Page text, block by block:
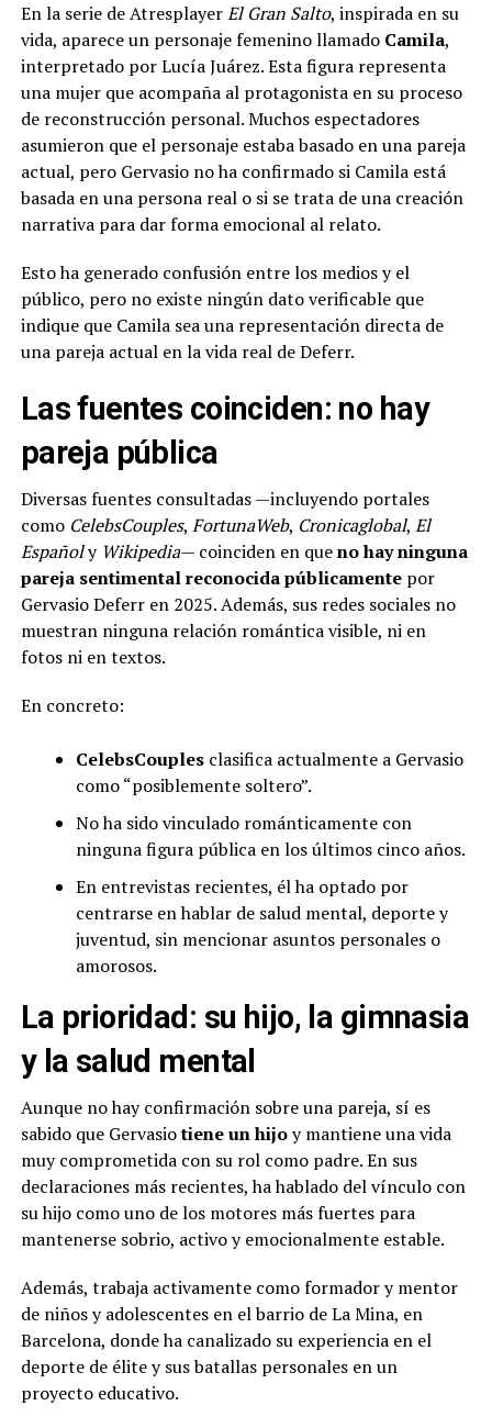
En la serie de AtresplayerEl Gran Salto, inspirada en su
vida, aparece un personaje femenino llamado Camila,
interpretado por Lucía Juárez. Esta figura representa
una mujer que acompaña al protagonista en su proceso
de reconstrucción personal. Muchos espectadores
asumieron que el personaje estaba basado en una pareja
actual, pero Gervasio no ha confirmado si Camila está
basada en una persona real o si se trata de una creación
narrativa para dar forma emocional al relato.
Esto ha generado confusión entre los medios y el
público, pero no existe ningún dato verificable que
indique que Camila sea una representación directa de
una pareja actual en la vida real de Deferr.
Las fuentes coinciden: no hay
pareja pública
Diversas fuentes consultadas —incluyendo portales
como CelebsCouples, FortunaWeb, Cronicaglobal, El
Españoly Wikipedia— coinciden en queno hay ninguna
pareja sentimental reconocida públicamentepor
Gervasio Deferr en 2025. Además, sus redes sociales no
muestran ninguna relación romántica visible, ni en
fotos ni en textos.
En concreto:
CelebsCouplesclasifica actualmente a Gervasio
como “posiblemente soltero”.
No ha sido vinculado románticamente con
ninguna figura pública en los últimos cinco años.
En entrevistas recientes, él ha optado por
centrarse en hablar de salud mental, deporte y
juventud, sin mencionar asuntos personales o
amorosos.
La prioridad: su hijo, la gimnasia
y la salud mental
Aunque no hay confirmación sobre una pareja, sí es
sabido que Gervasiotiene un hijoy mantiene una vida
muy comprometida con su rol como padre. En sus
declaraciones más recientes, ha hablado del vínculo con
su hijo como uno de los motores más fuertes para
mantenerse sobrio, activo y emocionalmente estable.
Además, trabaja activamente como formador y mentor
de niños y adolescentes en el barrio de La Mina, en
Barcelona, donde ha canalizado su experiencia en el
deporte de élite y sus batallas personales en un
proyecto educativo.